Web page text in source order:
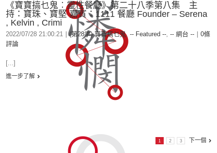
《寶寶搞乜鬼︰靈性餐廳》第二十八季第八集 主
持：寶珠、寶堅 嘉賓：1111 餐廳 Founder – Serena
, Kelvin , Crimi
2022/07/28 21:00:21 (第28季) 寶寶搞乜鬼, -- Featured --, -- 網台 --
0條
評論
[...]
進一步了解
1 2 3 下一個